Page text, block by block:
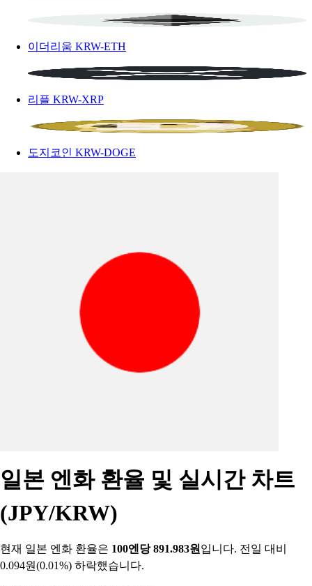
이더리움 KRW-ETH
리플 KRW-XRP
도지코인 KRW-DOGE
일본 엔화 환율 및 실시간 차트
(JPY/KRW)
현재 일본 엔화 환율은 100엔당 891.983원 입니다. 전일 대비
0.094원(0.01%) 하락했습니다.